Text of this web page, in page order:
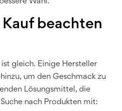
Wahl.
beachten
gleich. Einige Hersteller
um den Geschmack zu
Lösungsmittel, die
nach Produkten mit: